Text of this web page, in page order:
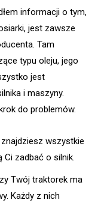
informacji o tym,
jest zawsze
Tam
typu oleju, jego
jest
i maszyny.
do problemów.
wszystkie
zadbać o silnik.
Twój traktorek ma
Każdy z nich